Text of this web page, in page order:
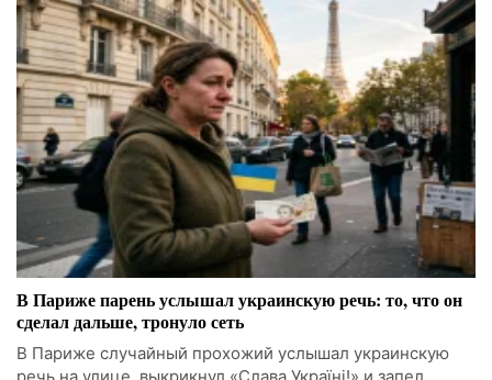
В Париже парень услышал украинскую речь: то, что он
сделал дальше, тронуло сеть
В Париже случайный прохожий услышал украинскую